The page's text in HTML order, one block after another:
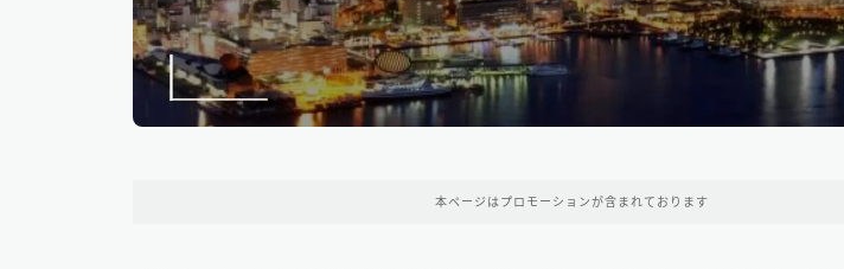
中小消費者金融で借りる 12
本ページはプロモーションが含まれております